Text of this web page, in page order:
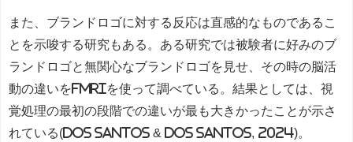
また、ブランドロゴに対する反応は直感的なものであるこ
とを示唆する研究もある。ある研究では被験者に好みのブ
ランドロゴと無関心なブランドロゴを見せ、その時の脳活
動の違いをfMRIを使って調べている。結果としては、視
覚処理の最初の段階での違いが最も大きかったことが示さ
れている(Dos Santos & Dos Santos, 2024)